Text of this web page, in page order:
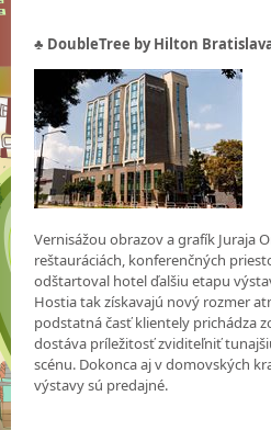
♣ DoubleTree by Hilton
Vernisážou obrazov a grafík Juraja
reštauráciách, konferenčných
odštartoval hotel ďalšiu etapu
Hostia tak získavajú nový rozmer
podstatná časť klientely prichádza
dostáva príležitosť zviditeľniť
scénu. Dokonca aj v domovských
výstavy sú predajné.